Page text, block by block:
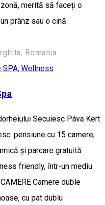
merită să faceți o
prânz sau o cină
Romania
SPA, Wellness
Secuiesc Páva Kert
pensiune cu 15 camere,
și parcare gratuită
friendly, într-un mediu
Camere duble
cu pat dublu